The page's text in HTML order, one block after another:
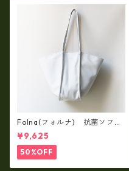
Folna(フォルナ) 抗菌ソフト
スムースレザー トートバッグ
¥9,625
50%OFF